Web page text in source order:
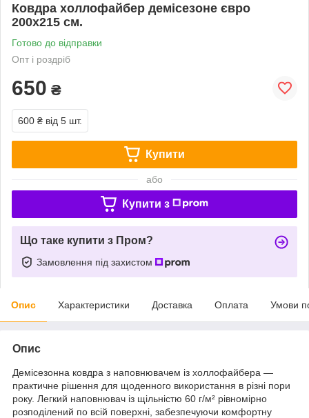
Ковдра холлофайбер демісезоне євро
200х215 см.
Готово до відправки
Опт і роздріб
650 ₴
600 ₴ від 5 шт.
Купити
або
Купити з
Що таке купити з Пром?
Замовлення під захистом
Опис Характеристики Доставка Оплата Умови
Опис
Демісезонна ковдра з наповнювачем із холлофайбера —
практичне рішення для щоденного використання в різні пори
року. Легкий наповнювач із щільністю 60 г/м² рівномірно
розподілений по всій поверхні, забезпечуючи комфортну